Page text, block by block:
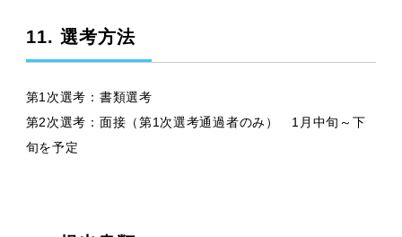
11. 選考方法
第1次選考：書類選考
第2次選考：面接（第1次選考通過者のみ） 1月中旬～下
旬を予定